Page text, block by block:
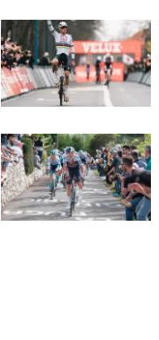
Immagine
Immagine